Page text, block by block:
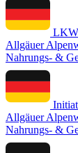
LKW
Allgäuer
Nahrungs- &
Allgäuer
Nahrungs- &